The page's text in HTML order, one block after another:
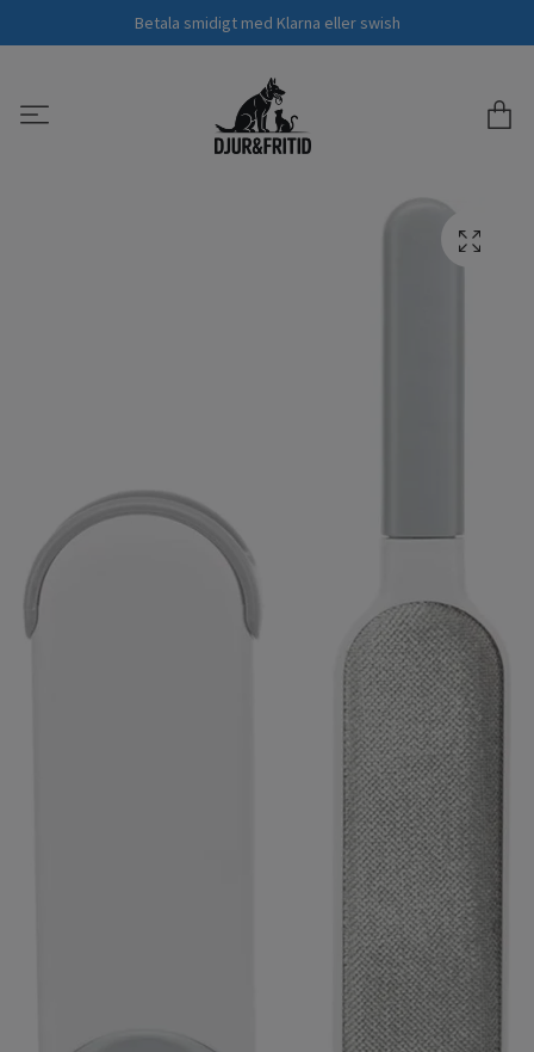
Betala smidigt med Klarna eller swish